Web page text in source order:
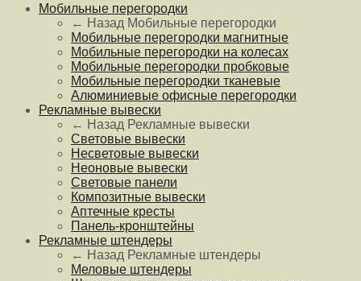
Мобильные перегородки
← Назад Мобильные перегородки
Мобильные перегородки магнитные
Мобильные перегородки на колесах
Мобильные перегородки пробковые
Мобильные перегородки тканевые
Алюминиевые офисные перегородки
Рекламные вывески
← Назад Рекламные вывески
Световые вывески
Несветовые вывески
Неоновые вывески
Световые панели
Композитные вывески
Аптечные кресты
Панель-кронштейны
Рекламные штендеры
← Назад Рекламные штендеры
Меловые штендеры